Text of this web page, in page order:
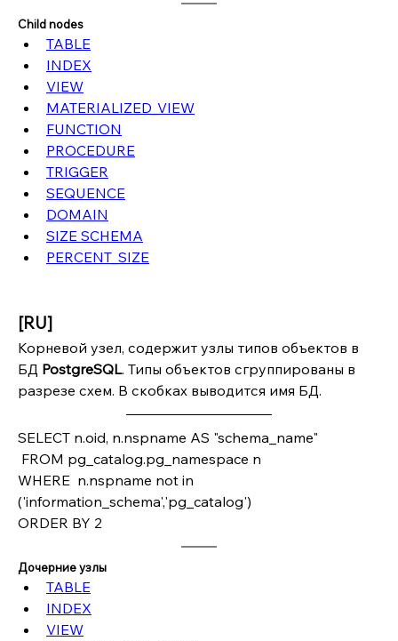
Child nodes
TABLE
INDEX
VIEW
MATERIALIZED_VIEW
FUNCTION
PROCEDURE
TRIGGER
SEQUENCE
DOMAIN
SIZE SCHEMA
PERCENT_SIZE
[RU]
Корневой узел, содержит узлы типов объектов в
БД PostgreSQL. Типы объектов сгруппированы в
разрезе схем. В скобках выводится имя БД.
SELECT n.oid, n.nspname AS "schema_name"
FROM pg_catalog.pg_namespace n
WHERE  n.nspname not in
('information_schema','pg_catalog')
ORDER BY 2
Дочерние узлы
TABLE
INDEX
VIEW